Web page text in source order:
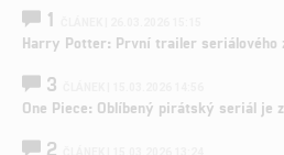
1
Harry Potter: První trailer seriálového
3
One Piece: Oblíbený pirátský seriál je
2